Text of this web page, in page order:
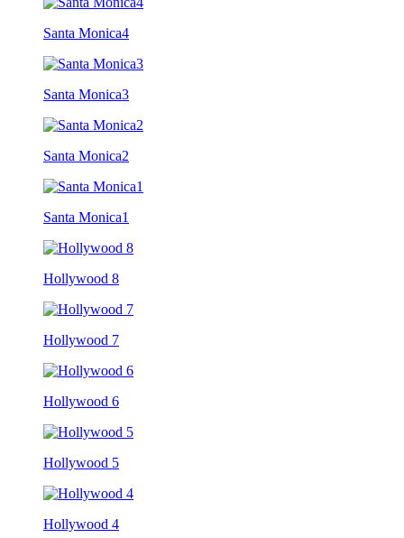
Santa Monica4
Santa Monica3
Santa Monica2
Santa Monica1
Hollywood 8
Hollywood 7
Hollywood 6
Hollywood 5
Hollywood 4